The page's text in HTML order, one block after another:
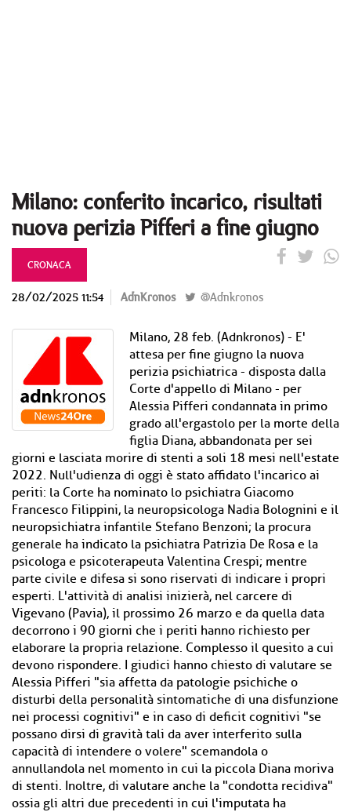
Milano: conferito incarico, risultati
nuova perizia Pifferi a fine giugno
CRONACA
28/02/2025 11:54 AdnKronos @Adnkronos
Milano, 28 feb. (Adnkronos) - E'
attesa per fine giugno la nuova
perizia psichiatrica - disposta dalla
Corte d'appello di Milano - per
Alessia Pifferi condannata in primo
grado all'ergastolo per la morte della
figlia Diana, abbandonata per sei
giorni e lasciata morire di stenti a soli 18 mesi nell'estate
2022. Null'udienza di oggi è stato affidato l'incarico ai
periti: la Corte ha nominato lo psichiatra Giacomo
Francesco Filippini, la neuropsicologa Nadia Bolognini e il
neuropsichiatra infantile Stefano Benzoni; la procura
generale ha indicato la psichiatra Patrizia De Rosa e la
psicologa e psicoterapeuta Valentina Crespi; mentre
parte civile e difesa si sono riservati di indicare i propri
esperti. L'attività di analisi inizierà, nel carcere di
Vigevano (Pavia), il prossimo 26 marzo e da quella data
decorrono i 90 giorni che i periti hanno richiesto per
elaborare la propria relazione. Complesso il quesito a cui
devono rispondere. I giudici hanno chiesto di valutare se
Alessia Pifferi "sia affetta da patologie psichiche o
disturbi della personalità sintomatiche di una disfunzione
nei processi cognitivi" e in caso di deficit cognitivi "se
possano dirsi di gravità tali da aver interferito sulla
capacità di intendere o volere" scemandola o
annullandola nel momento in cui la piccola Diana moriva
di stenti. Inoltre, di valutare anche la "condotta recidiva"
ossia gli altri due precedenti in cui l'imputata ha